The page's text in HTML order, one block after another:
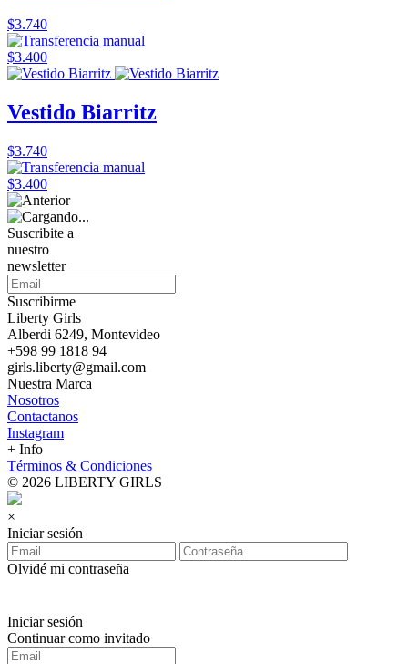
$3.740
$3.400
Vestido Biarritz
$3.740
$3.400
Suscribite a
nuestro
newsletter
Suscribirme
Liberty Girls
Alberdi 6249, Montevideo
+598 99 1818 94
girls.liberty@gmail.com
Nuestra Marca
Nosotros
Contactanos
Instagram
+ Info
Términos & Condiciones
© 2026 LIBERTY GIRLS
×
Iniciar sesión
Olvidé mi contraseña
Iniciar sesión
Continuar como invitado